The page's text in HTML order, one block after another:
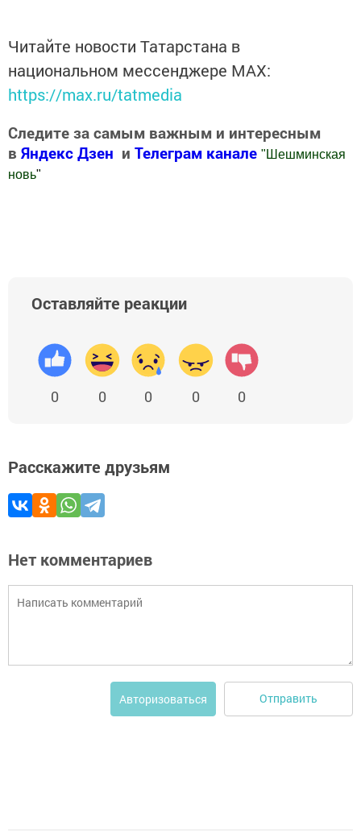
Читайте новости Татарстана в
национальном мессенджере MАХ:
https://max.ru/tatmedia
Следите за самым важным и интересным
в Яндекс Дзен и Телеграм канале " Шешминская
новь"
Оставляйте реакции
0 0 0 0 0
Расскажите друзьям
Нет комментариев
Авторизоваться Отправить